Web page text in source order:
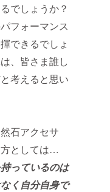
でしょうか？
フォーマンス
できるでしょ
、皆さま誰し
考えると思い
石アクセサ
としては…
持っているのは
く自分自身で